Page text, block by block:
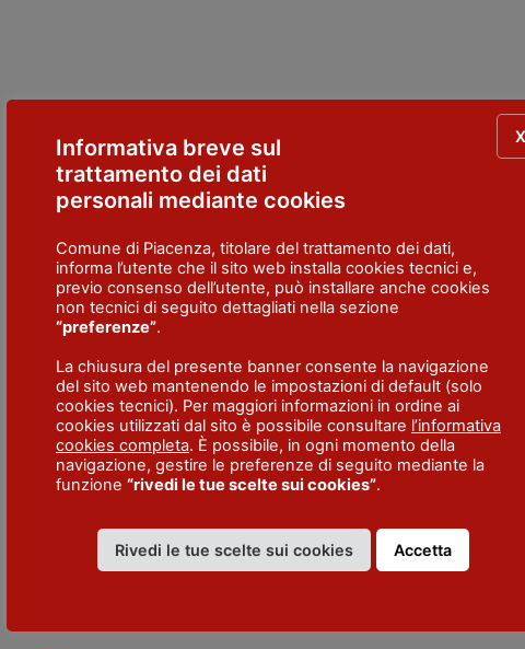
Informativa breve sul
trattamento dei dati
personali mediante cookies
Comune di Piacenza, titolare del trattamento dei dati,
informa l’utente che il sito web installa cookies tecnici e,
previo consenso dell’utente, può installare anche cookies
non tecnici di seguito dettagliati nella sezione
“preferenze”.
La chiusura del presente banner consente la navigazione
del sito web mantenendo le impostazioni di default (solo
cookies tecnici). Per maggiori informazioni in ordine ai
cookies utilizzati dal sito è possibile consultare l’informativa
cookies completa. È possibile, in ogni momento della
navigazione, gestire le preferenze di seguito mediante la
funzione “rivedi le tue scelte sui cookies”.
Rivedi le tue scelte sui cookies Accetta
X